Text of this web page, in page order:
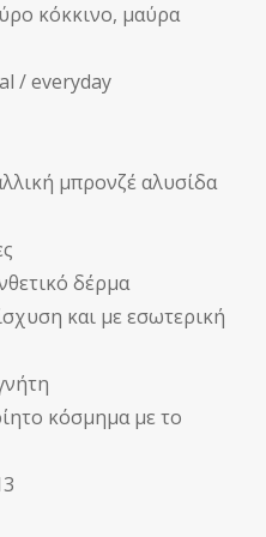
κόκκινο, μαύρα
/ everyday
μπρονζέ αλυσίδα
δέρμα
και με εσωτερική
κόσμημα με το